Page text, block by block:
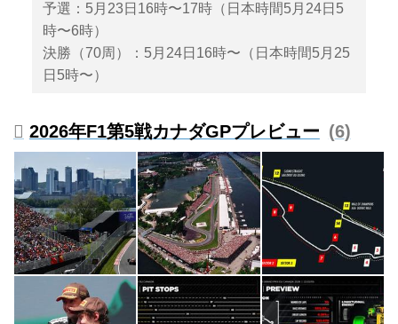
予選：5月23日16時〜17時（日本時間5月24日5
時〜6時）
決勝（70周）：5月24日16時〜（日本時間5月25
日5時〜）
2026年F1第5戦カナダGPプレビュー 6